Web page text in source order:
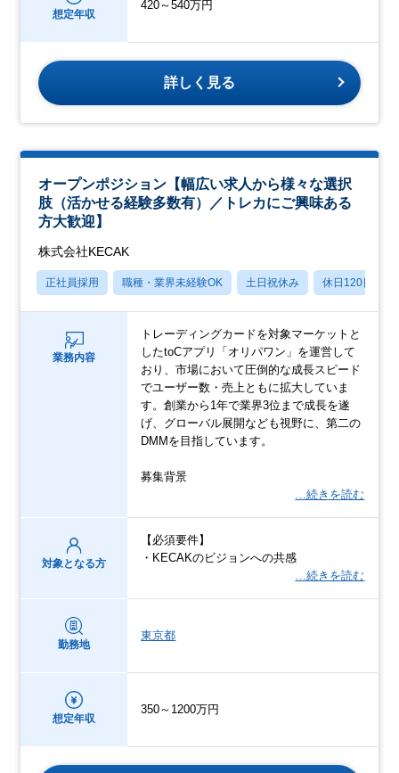
想定年収
420～540万円
詳しく見る
オープンポジション【幅広い求人から様々な選択
肢（活かせる経験多数有）／トレカにご興味ある
方大歓迎】
株式会社KECAK
正社員採用 職種・業界未経験OK 土日祝休み 休日120日以上
業務内容
トレーディングカードを対象マーケットと
したtoCアプリ「オリパワン」を運営して
おり、市場において圧倒的な成長スピード
でユーザー数・売上ともに拡大していま
す。創業から1年で業界3位まで成長を遂
げ、グローバル展開なども視野に、第二の
DMMを目指しています。
募集背景
…続きを読む
対象となる方
【必須要件】
・KECAKのビジョンへの共感
…続きを読む
勤務地
東京都
想定年収
350～1200万円